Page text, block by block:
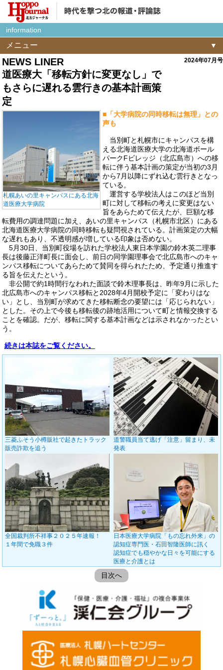
information
メニュー
NEWS LINER
道医療大「移転方針に変更なし」で
もさらに遅れる雲行きの基本計画策
定
2024年07月号
札幌あいの里キャンパスにある北海
道医療大学病院
■「大学病院の同時移転は無理」との
声も
当別町と札幌市にキャンパスを構
える北海道医療大学の北海道ボール
パークFビレッジ（北広島市）への移
転に伴う基本計画の策定が当初の3月
から7月以降にずれ込む雲行きとなっ
ている。
運営する学校法人はこのほど当別
町に対して移転の考えに変更はない
旨をあらためて伝えたが、巨額な移
転費用の調達問題に加え、あいの里キャンパス（札幌市北区）にある
北海道医療大学病院の同時移転も疑問視されている。計画策定の大幅
な遅れもあり、不透明感が増している印象は否めない。
5月30日、当別町役場を訪れた学校法人東日本学園の鈴木英二理事
長は後藤正洋町長に面会し、前日の同学園理事会で北広島市へのキャ
ンパス移転についてあらためて賛同を得られたため、予定通り推進す
る旨を伝えたという。
非公開で約1時間行なわれた面談で鈴木理事長は、昨年9月に示した
北広島市へのキャンパス移転と2028年4月開校予定に「変わりはな
い」とし、当別町が求めてきた移転断念の要望には「応じられない」
とした。その上で今後も移転後の跡地活用について町と情報交換する
ことを確認。だが、移転に関する基本計画などは示されなかったとい
う。
続きは本誌をご覧ください。
三菱ふそう小樽販社で起きたトラック
販売詐欺を追う
道警職員当て逃げ「注意」留まり、未
発表
全国裁判所不祥事２０２５年速報！
１年間で免職３件
日本医療大学病院「もの忘れ外来」の
認知症専門医・石田智隆医師に訊く
認知症でも穏やかな日々を可能にする
医療と介護とは
目次へ